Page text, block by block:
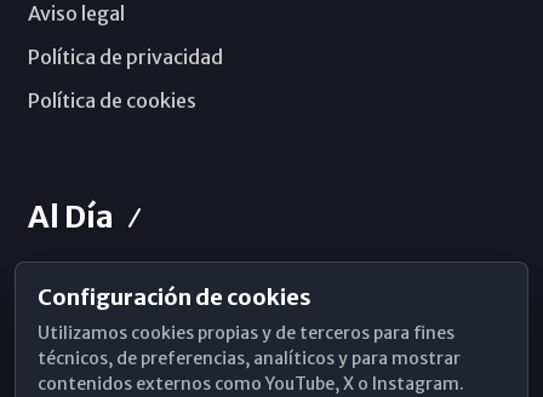
Aviso legal
Política de privacidad
Política de cookies
Al Día
Horarios de Misa
Hemeroteca
WhatsApp
Configuración de cookies
Utilizamos cookies propias y de terceros para fines
técnicos, de preferencias, analíticos y para mostrar
contenidos externos como YouTube, X o Instagram.